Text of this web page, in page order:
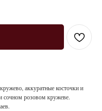
аккуратные косточки и
сочном розовом кружеве.